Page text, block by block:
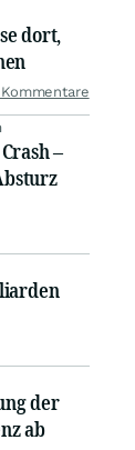
dort,
–
der
ab